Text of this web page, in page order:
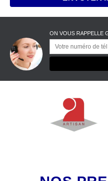
ON VOUS RAPPELLE